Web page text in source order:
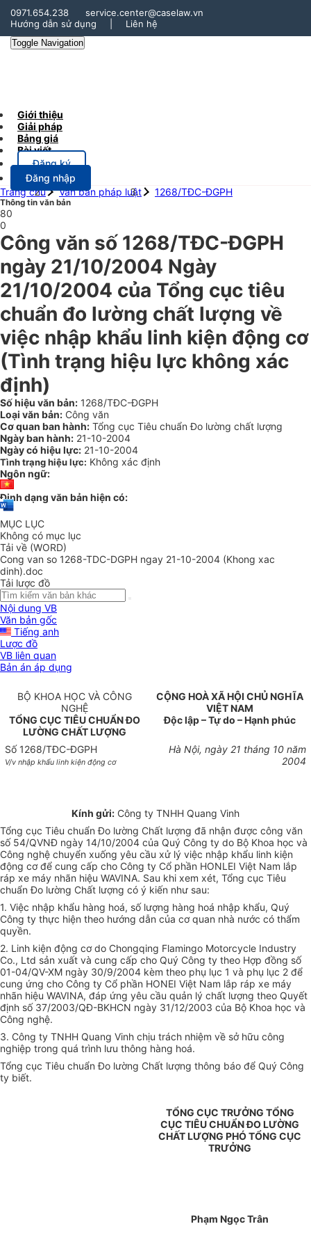
0971.654.238
service.center@caselaw.vn
Hướng dẫn sử dụng
Liên hệ
Toggle Navigation
Giới thiệu
Giải pháp
Bảng giá
Bài viết
Đăng ký
Đăng nhập
Trang chủ
Văn bản pháp luật 1268/TĐC-ĐGPH
Thông tin văn bản
80
0
Công văn số 1268/TĐC-ĐGPH
ngày 21/10/2004 Ngày
21/10/2004 của Tổng cục tiêu
chuẩn đo lường chất lượng về
việc nhập khẩu linh kiện động cơ
(Tình trạng hiệu lực không xác
định)
Số hiệu văn bản: 1268/TĐC-ĐGPH
Loại văn bản: Công văn
Cơ quan ban hành: Tổng cục Tiêu chuẩn Đo lường chất lượng
Ngày ban hành: 21-10-2004
Ngày có hiệu lực: 21-10-2004
Tình trạng hiệu lực: Không xác định
Ngôn ngữ:
Định dạng văn bản hiện có:
MỤC LỤC
Không có mục lục
Tải về (WORD)
Cong van so 1268-TDC-DGPH ngay 21-10-2004 (Khong xac
dinh).doc
Tải lược đồ
Nội dung VB
Văn bản gốc
Tiếng anh
Lược đồ
VB liên quan
Bản án áp dụng
BỘ KHOA HỌC VÀ CÔNG
NGHỆ
TỔNG CỤC TIÊU CHUẨN ĐO
LƯỜNG CHẤT LƯỢNG
CỘNG HOÀ XÃ HỘI CHỦ NGHĨA
VIỆT NAM
Độc lập – Tự do – Hạnh phúc
Số 1268/TĐC-ĐGPH
V/v nhập khẩu linh kiện động cơ
Hà Nội, ngày 21 tháng 10 năm
2004
Kính gửi: Công ty TNHH Quang Vinh
Tổng cục Tiêu chuẩn Đo lường Chất lượng đã nhận được công văn
số 54/QVNĐ ngày 14/10/2004 của Quý Công ty do Bộ Khoa học và
Công nghệ chuyển xuống yêu cầu xử lý việc nhập khẩu linh kiện
động cơ để cung cấp cho Công ty Cổ phần HONLEI Việt Nam lắp
ráp xe máy nhãn hiệu WAVINA. Sau khi xem xét, Tổng cục Tiêu
chuẩn Đo lường Chất lượng có ý kiến như sau:
1. Việc nhập khẩu hàng hoá, số lượng hàng hoá nhập khẩu, Quý
Công ty thực hiện theo hướng dẫn của cơ quan nhà nước có thẩm
quyền.
2. Linh kiện động cơ do Chongqing Flamingo Motorcycle Industry
Co., Ltd sản xuất và cung cấp cho Quý Công ty theo Hợp đồng số
01-04/QV-XM ngày 30/9/2004 kèm theo phụ lục 1 và phụ lục 2 để
cung ứng cho Công ty Cổ phần HONEI Việt Nam lắp ráp xe máy
nhãn hiệu WAVINA, đáp ứng yêu cầu quản lý chất lượng theo Quyết
định số 37/2003/QĐ-BKHCN ngày 31/12/2003 của Bộ Khoa học và
Công nghệ.
3. Công ty TNHH Quang Vinh chịu trách nhiệm về sở hữu công
nghiệp trong quá trình lưu thông hàng hoá.
Tổng cục Tiêu chuẩn Đo lường Chất lượng thông báo để Quý Công
ty biết.
TỔNG CỤC TRƯỞNG TỔNG
CỤC TIÊU CHUẨN ĐO LƯỜNG
CHẤT LƯỢNG PHÓ TỔNG CỤC
TRƯỞNG
Phạm Ngọc Trân